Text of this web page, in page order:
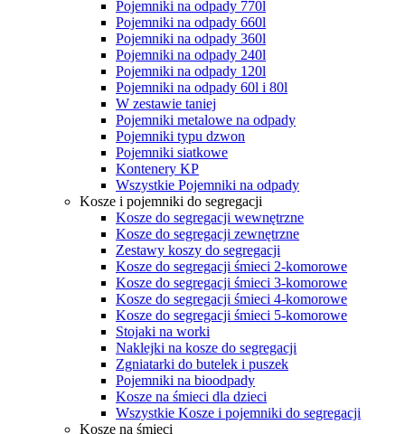
Pojemniki na odpady 770l
Pojemniki na odpady 660l
Pojemniki na odpady 360l
Pojemniki na odpady 240l
Pojemniki na odpady 120l
Pojemniki na odpady 60l i 80l
W zestawie taniej
Pojemniki metalowe na odpady
Pojemniki typu dzwon
Pojemniki siatkowe
Kontenery KP
Wszystkie Pojemniki na odpady
Kosze i pojemniki do segregacji
Kosze do segregacji wewnętrzne
Kosze do segregacji zewnętrzne
Zestawy koszy do segregacji
Kosze do segregacji śmieci 2-komorowe
Kosze do segregacji śmieci 3-komorowe
Kosze do segregacji śmieci 4-komorowe
Kosze do segregacji śmieci 5-komorowe
Stojaki na worki
Naklejki na kosze do segregacji
Zgniatarki do butelek i puszek
Pojemniki na bioodpady
Kosze na śmieci dla dzieci
Wszystkie Kosze i pojemniki do segregacji
Kosze na śmieci